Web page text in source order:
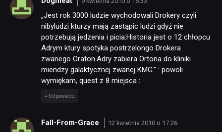
„Jest rok 3000 ludzie wychodowali Drokery czyli
nibyludzi kturzy mają zastąpic ludzi gdyż nie
potrzebują jedzenia i picia.Historia jest o 12 chłopcu
Adrym ktury spotyka postrzelongo Drokera
zwanego Oraton.Adry zabiera Ortona do kliniki
miendzy galaktycznej zwanej KMG.” : powoli
wymiękam, quest z 8 miejsca :
Odpowiedz
Fall-From-Grace 12 kwietnia 2010 o 17:26